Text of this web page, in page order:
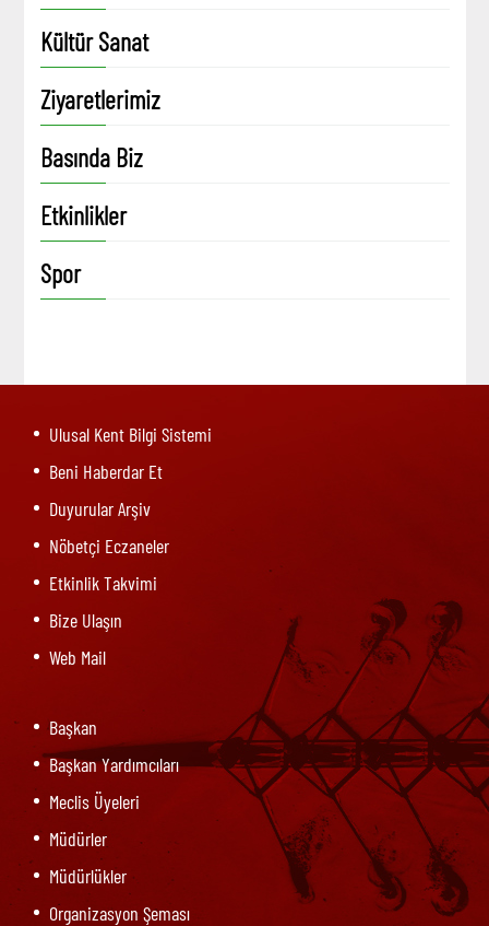
Kültür Sanat
Ziyaretlerimiz
Basında Biz
Etkinlikler
Spor
Ulusal Kent Bilgi Sistemi
Beni Haberdar Et
Duyurular Arşiv
Nöbetçi Eczaneler
Etkinlik Takvimi
Bize Ulaşın
Web Mail
Başkan
Başkan Yardımcıları
Meclis Üyeleri
Müdürler
Müdürlükler
Organizasyon Şeması